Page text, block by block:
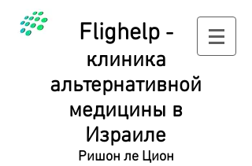
Flighelp-
клиника
альтернативной
медицины в
Израиле
Ришон ле Цион